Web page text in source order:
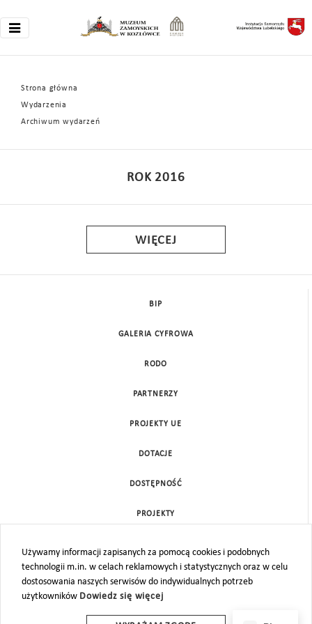
Strona główna
Wydarzenia
Archiwum wydarzeń
ROK 2016
WIĘCEJ
Używamy informacji zapisanych za pomocą cookies i podobnych
technologii m.in. w celach reklamowych i statystycznych oraz w celu
dostosowania naszych serwisów do indywidualnych potrzeb
użytkowników Dowiedz się więcej
BIP
GALERIA CYFROWA
RODO
PARTNERZY
PROJEKTY UE
DOTACJE
DOSTĘPNOŚĆ
PROJEKTY
MAPA STRONY